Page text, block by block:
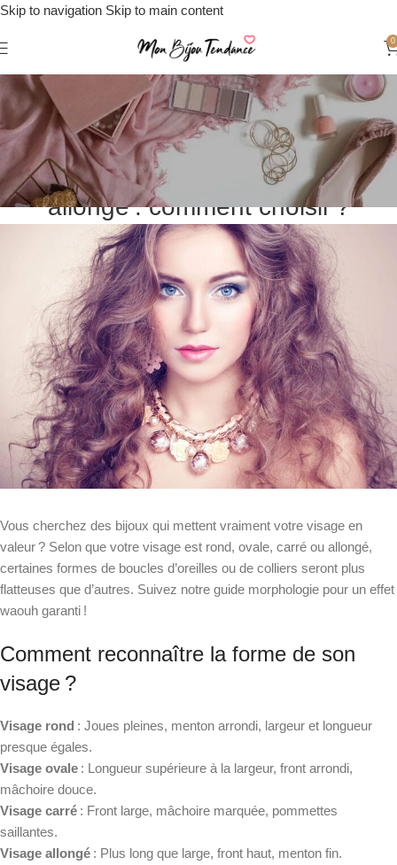
Skip to navigation Skip to main content
0
Le Mag’
Accueil/ Conseils Pratiques
CONSEILS PRATIQUES
Bijoux pour visage rond, ovale,
allongé : comment choisir ?
Vous cherchez des bijoux qui mettent vraiment votre visage en
valeur ? Selon que votre visage est rond, ovale, carré ou allongé,
certaines formes de boucles d’oreilles ou de colliers seront plus
flatteuses que d’autres. Suivez notre guide morphologie pour un effet
waouh garanti !
Comment reconnaître la forme de son
visage ?
Visage rond : Joues pleines, menton arrondi, largeur et longueur
presque égales.
Visage ovale : Longueur supérieure à la largeur, front arrondi,
mâchoire douce.
Visage carré : Front large, mâchoire marquée, pommettes
saillantes.
Visage allongé : Plus long que large, front haut, menton fin.